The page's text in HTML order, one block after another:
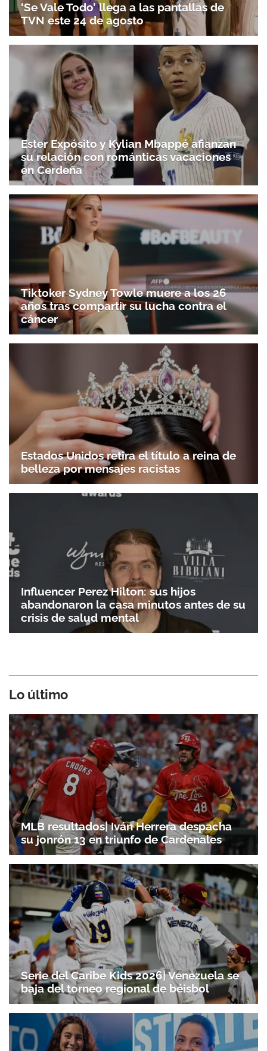
‘Se Vale Todo’ llega a las pantallas de
TVN este 24 de agosto
Ester Expósito y Kylian Mbappé afianzan
su relación con románticas vacaciones
en Cerdeña
Tiktoker Sydney Towle muere a los 26
años tras compartir su lucha contra el
cáncer
Estados Unidos retira el título a reina de
belleza por mensajes racistas
Influencer Perez Hilton: sus hijos
abandonaron la casa minutos antes de su
crisis de salud mental
Lo último
MLB resultados| Iván Herrera despacha
su jonrón 13 en triunfo de Cardenales
Serie del Caribe Kids 2026| Venezuela se
baja del torneo regional de béisbol